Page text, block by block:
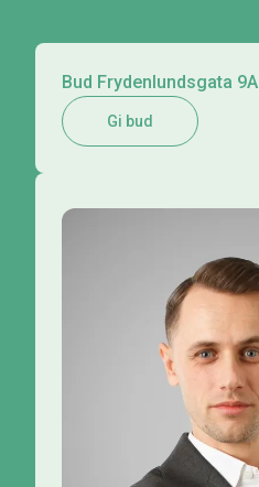
Bud Frydenlundsgata 9A
Gi bud